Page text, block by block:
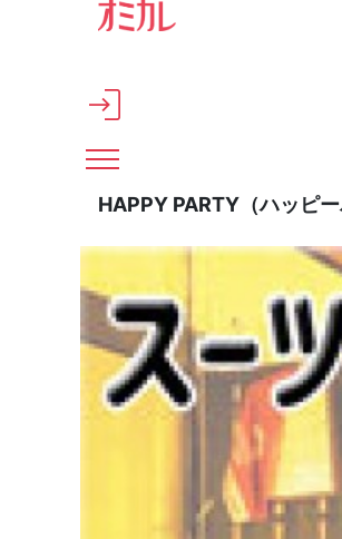
メインコンテンツへスキップ
HAPPY PARTY（ハッピ